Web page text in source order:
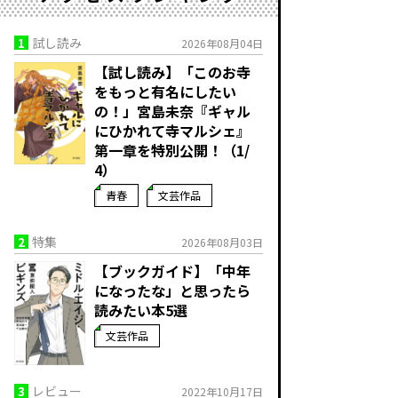
1 試し読み 2026年08月04日
【試し読み】「このお寺
をもっと有名にしたい
の！」宮島未奈『ギャル
にひかれて寺マルシェ』
第一章を特別公開！（1/
4）
青春 文芸作品
2 特集 2026年08月03日
【ブックガイド】「中年
になったな」と思ったら
読みたい本5選
文芸作品
3 レビュー 2022年10月17日